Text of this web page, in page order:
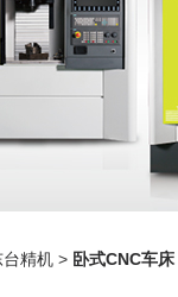
台精机 > 卧式CNC车床